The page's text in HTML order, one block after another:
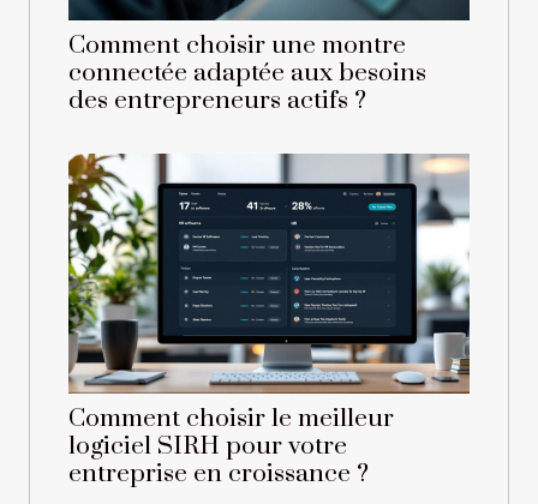
Comment choisir une montre
connectée adaptée aux besoins
des entrepreneurs actifs ?
Comment choisir le meilleur
logiciel SIRH pour votre
entreprise en croissance ?